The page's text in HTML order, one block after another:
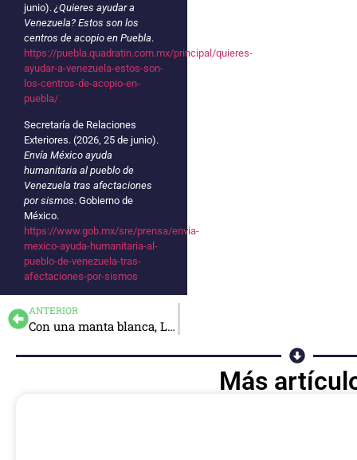
junio). ¿Quieres ayudar a
Venezuela? Estos son los
centros de acopio en Puebla.
https://puebla.quadratin.com.mx/principal/quieres-
ayudar-a-venezuela-estos-son-
los-centros-de-acopio-en-
puebla/
Secretaría de Relaciones
Exteriores. (2026, 25 de junio).
Envía México ayuda
humanitaria al pueblo de
Venezuela tras afectaciones
por sismos. Gobierno de
México.
https://www.gob.mx/sre/prensa/envia-
mexico-ayuda-humanitaria-al-
pueblo-de-venezuela-tras-
afectaciones-por-sismos
ANTERIOR
Con una manta blanca, Levi’s venció a la FIFA
Más